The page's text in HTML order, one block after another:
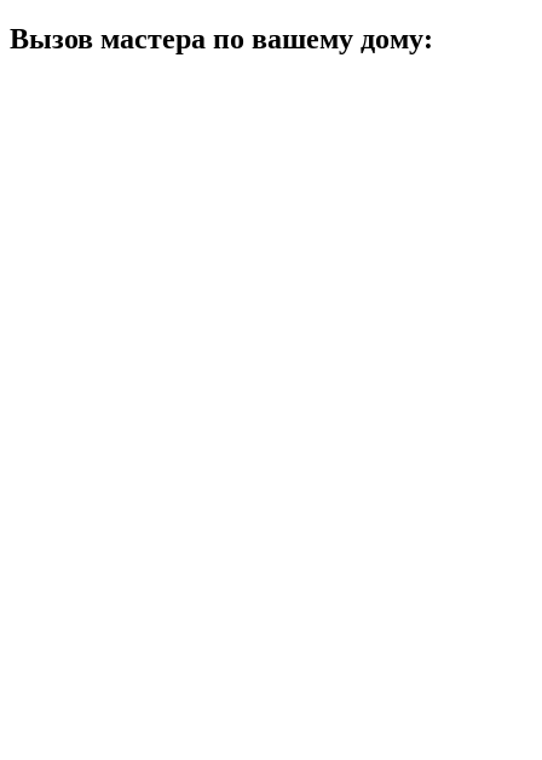
Вызов мастера по вашему дому: